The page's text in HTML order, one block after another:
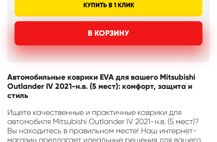
КУПИТЬ В 1 КЛИК
В КОРЗИНУ
Автомобильные коврики EVA для вашего Mitsubishi
Outlander IV 2021-н.в. (5 мест): комфорт, защита и
стиль
Ищете качественные и практичные коврики для
автомобиля Mitsubishi Outlander IV 2021-н.в. (5 мест)?
Вы находитесь в правильном месте! Наш интернет-
магазин предлагает идеальные решения для вашего